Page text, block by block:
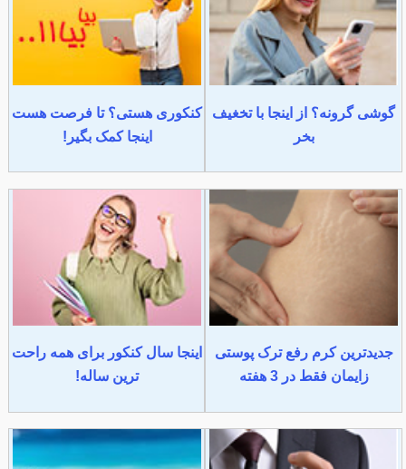
گوشی گرونه؟ از اینجا با تخغیف
بخر
کنکوری هستی؟ تا فرصت هست
اینجا کمک بگیر!
جدیدترین کرم رفع ترک پوستی
زایمان فقط در 3 هفته
اینجا سال کنکور برای همه راحت
ترین ساله!